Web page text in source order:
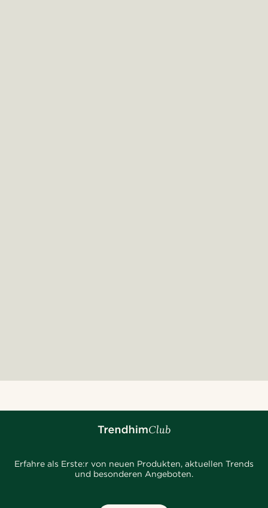
Erfahre als Erste:r von neuen Produkten, aktuellen Trends
und besonderen Angeboten.